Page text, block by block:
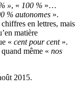
», « 100 % »…
% autonomes ».
en lettres, mais
matière
« cent pour cent».
même « nos
2015.